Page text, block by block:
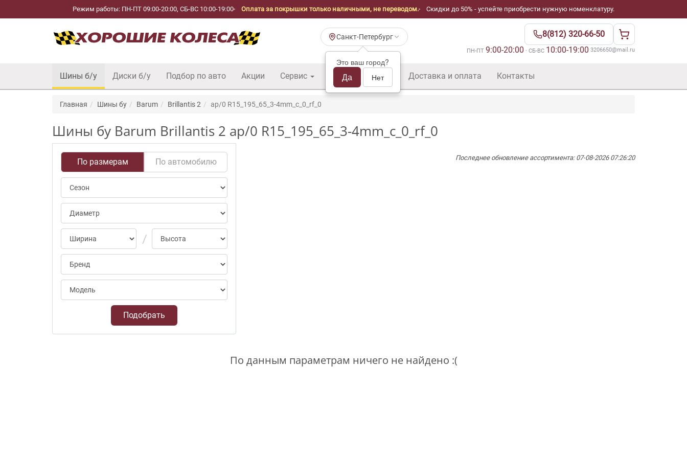
Режим работы: ПН-ПТ 09:00-20:00, СБ-ВС 10:00-19:00 Оплата за покрышки только наличными, не переводом. Скидки до 50% - успейте приобрести нужную номенклатуру.
Санкт-Петербург
Это ваш город?
Да Нет
8(812) 320-66-50
ПН-ПТ 9:00-20:00 · СБ-ВС 10:00-19:00·3206650@mail.ru
Шины б/у Диски б/у Подбор по авто Акции Сервис Шины б/у оптом Доставка и оплата Контакты
Главная Шины бу Barum Brillantis 2 ap/0 R15_195_65_3-4mm_c_0_rf_0
Шины бу Barum Brillantis 2 ap/0 R15_195_65_3-4mm_c_0_rf_0
По размерам По автомобилю
Подобрать
Последнее обновление ассортимента: 07-08-2026 07:26:20
По данным параметрам ничего не найдено :(